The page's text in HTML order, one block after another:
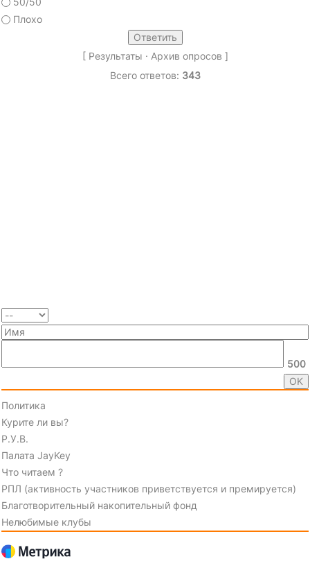
Плохо
[ Результаты · Архив опросов ]
Всего ответов: 343
500
Политика
Курите ли вы?
Р.У.В.
Палата JayKey
Что читаем ?
РПЛ (активность участников приветствуется и премируется)
Благотворительный накопительный фонд
Нелюбимые клубы